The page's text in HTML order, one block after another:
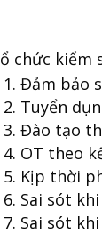
chức kiểm
Đảm bảo
Tuyển
Đào tạo
OT theo
Kịp thời
Sai sót
Sai sót